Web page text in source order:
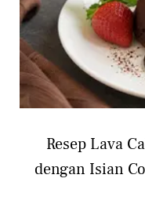
Resep Lava
dengan Isian